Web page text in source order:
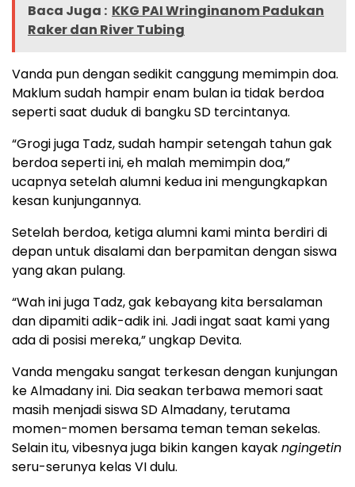
Baca Juga : KKG PAI Wringinanom Padukan
Raker dan River Tubing
Vanda pun dengan sedikit canggung memimpin doa.
Maklum sudah hampir enam bulan ia tidak berdoa
seperti saat duduk di bangku SD tercintanya.
“Grogi juga Tadz, sudah hampir setengah tahun gak
berdoa seperti ini, eh malah memimpin doa,”
ucapnya setelah alumni kedua ini mengungkapkan
kesan kunjungannya.
Setelah berdoa, ketiga alumni kami minta berdiri di
depan untuk disalami dan berpamitan dengan siswa
yang akan pulang.
“Wah ini juga Tadz, gak kebayang kita bersalaman
dan dipamiti adik-adik ini. Jadi ingat saat kami yang
ada di posisi mereka,” ungkap Devita.
Vanda mengaku sangat terkesan dengan kunjungan
ke Almadany ini. Dia seakan terbawa memori saat
masih menjadi siswa SD Almadany, terutama
momen-momen bersama teman teman sekelas.
Selain itu, vibesnya juga bikin kangen kayakngingetin
seru-serunya kelas VI dulu.